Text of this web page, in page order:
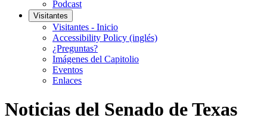
Podcast
Visitantes
Visitantes - Inicio
Accessibility Policy (inglés)
¿Preguntas?
Imágenes del Capitolio
Eventos
Enlaces
Noticias del Senado de Texas